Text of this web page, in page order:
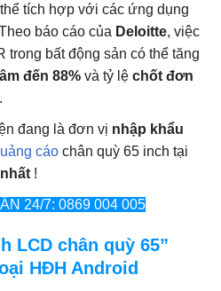
tích hợp với các ứng dụng
báo cáo của Deloitte, việc
trong bất động sản có thể tăng
đến 88% và tỷ lệ chốt đơn
.
đang là đơn vị nhập khẩu
cáo chân quỳ 65 inch tại
!
24/7: 0869 004 005
LCD chân quỳ 65”
HĐH Android